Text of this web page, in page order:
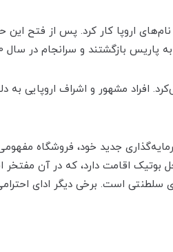
اروپا کار کرد. پس از فتح این
و سرانجام در سال 1960 ازدواج کردند.
افراد مشهور و اشراف اروپایی
جدید خود، فروشگاه
بوتیک اقامت دارد، که در آن
است. برخی دیگر ادای